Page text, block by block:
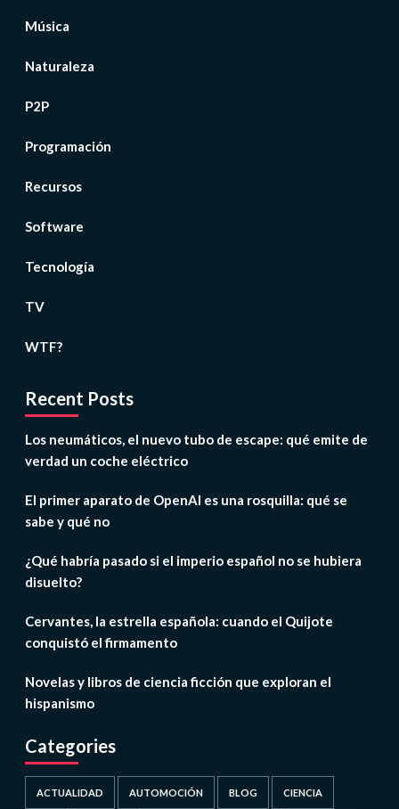
Música
Naturaleza
P2P
Programación
Recursos
Software
Tecnología
TV
WTF?
Recent Posts
Los neumáticos, el nuevo tubo de escape: qué emite de
verdad un coche eléctrico
El primer aparato de OpenAI es una rosquilla: qué se
sabe y qué no
¿Qué habría pasado si el imperio español no se hubiera
disuelto?
Cervantes, la estrella española: cuando el Quijote
conquistó el firmamento
Novelas y libros de ciencia ficción que exploran el
hispanismo
Categories
ACTUALIDAD AUTOMOCIÓN BLOG CIENCIA